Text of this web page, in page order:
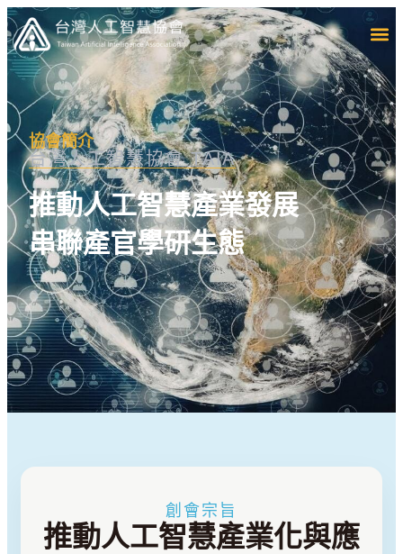
協會簡介
台灣人工智慧協會 TAIA
推動人工智慧產業發展
串聯產官學研生態
創會宗旨
推動人工智慧產業化與應